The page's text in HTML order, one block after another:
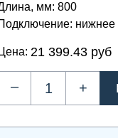
мм: 800
нижнее
Цена: 21 399.43 руб
– +